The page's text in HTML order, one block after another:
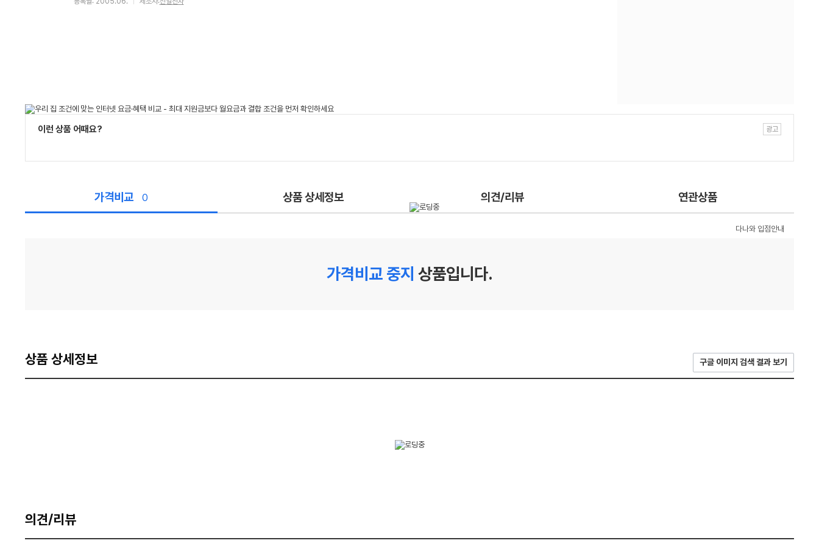
이런 상품 어때요?
가격비교 0 상품 상세정보 의견/리뷰 연관상품
다나와 입점안내
가격비교 중지 상품입니다.
상품 상세정보 구글 이미지 검색 결과 보기
의견/리뷰